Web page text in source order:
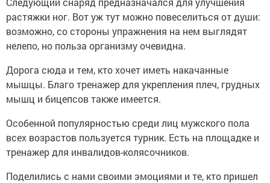
растяжки ног. Вот уж тут можно повеселиться от души:
возможно, со стороны упражнения на нем выглядят
нелепо, но польза организму очевидна.
Дорога сюда и тем, кто хочет иметь накачанные
мышцы. Благо тренажер для укрепления плеч, грудных
мышц и бицепсов также имеется.
Особенной популярностью среди лиц мужского пола
всех возрастов пользуется турник. Есть на площадке и
тренажер для инвалидов-колясочников.
Поделились с нами своими эмоциями и те, кто пришел